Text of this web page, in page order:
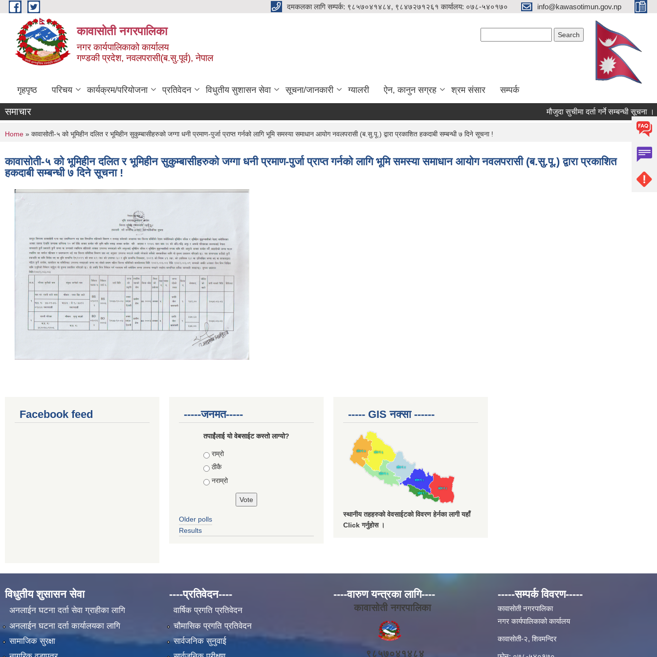
Skip to main content दमकलका लागि सम्पर्क: ९८५७०४१४८४, ९८४७२७१२६१ कार्यालय: ०७८-५४०१७० info@kawasotimun.gov.np
कावासोती नगरपालिका
नगर कार्यपालिकाको कार्यालय
गण्डकी प्रदेश, नवलपरासी(ब.सु.पूर्व), नेपाल
गृहपृष्ठ परिचय कार्यक्रम/परियोजना प्रतिवेदन विधुतीय सुशासन सेवा सूचना/जानकारी ग्यालरी ऐन, कानुन सग्रह श्रम संसार सम्पर्क
समाचार मौजुदा सुचीमा दर्ता गर्ने सम्बन्धी सूचना ।
You are here
Home » कावासोती-५ को भूमिहीन दलित र भूमिहीन सुकुम्बासीहरुको जग्गा धनी प्रमाण-पुर्जा प्राप्त गर्नको लागि भूमि समस्या समाधान आयोग नवलपरासी (ब.सु.पू.) द्वारा प्रकाशित हकदाबी सम्बन्धी ७ दिने सूचना !
कावासोती-५ को भूमिहीन दलित र भूमिहीन सुकुम्बासीहरुको जग्गा धनी प्रमाण-पुर्जा प्राप्त गर्नको लागि भूमि समस्या समाधान आयोग नवलपरासी (ब.सु.पू.) द्वारा प्रकाशित
हकदाबी सम्बन्धी ७ दिने सूचना !
Facebook feed -----जनमत-----
तपाईंलाई यो वेबसाईट कस्तो लाग्यो?
Choices
राम्रो
ठीकै
नराम्रो
Older polls
Results
----- GIS नक्सा ------
स्थानीय तहहरुको वेवसाईटको विवरण हेर्नका लागी यहाँ
Click गर्नुहोस ।
विधुतीय शुसासन सेवा
अनलाईन घटना दर्ता सेवा ग्राहीका लागि
अनलाईन घटना दर्ता कार्यालयका लागि
सामाजिक सुरक्षा
----प्रतिवेदन----
वार्षिक प्रगति प्रतिवेदन
चौमासिक प्रगति प्रतिवेदन
सार्वजनिक सुनुवाई
----वारुण यन्त्रका लागि----
कावासोती नगरपालिका
९८५७०४१४८४
-----सम्पर्क विवरण-----
कावासाेती नगरपालिका
नगर कार्यपालिकाको कार्यालय
कावासाेती-२, शिवमन्दिर